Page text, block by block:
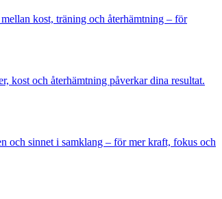
kost, träning och återhämtning – för
kost och återhämtning påverkar dina resultat.
och sinnet i samklang – för mer kraft, fokus och